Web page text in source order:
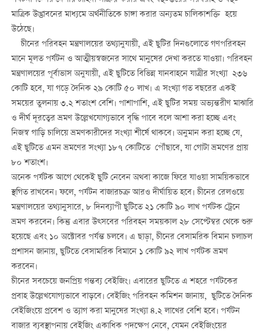
মাত্রিক উদ্ভাবনের মাধ্যমে অর্থনীতিকে চাঙ্গা করার অন্যতম চালিকাশক্তি হয়ে
উঠেছে।
চীনের পরিবহন মন্ত্রণালয়ের তথ্যানুযায়ী, এই ছুটির দিনগুলোতে গণপরিবহন
মানে মূলত পর্যটন ও আত্মীয়স্বজনের সাথে মানুষের দেখা করতে যাওয়া। পরিবহন
মন্ত্রণালয়ের পূর্বাভাস অনুযায়ী, এই ছুটিতে বিভিন্ন যানবাহনে যাত্রীর সংখ্যা ২৩৬
কোটি হবে, যা গড়ে দৈনিক ২৯ কোটি ৫০ লাখ। এ সংখ্যা গত বছরের একই
সময়ের তুলনায় ৩.২ শতাংশ বেশি। পাশাপাশি, এই ছুটির সময় অভ্যন্তরীণ মাঝারি
ও দীর্ঘ দূরত্বের ভ্রমণ উল্লেখযোগ্যভাবে বৃদ্ধি পাবে বলে আশা করা হচ্ছে এবং
নিজস্ব গাড়ি চালিয়ে ভ্রমণকারীদের সংখ্যা শীর্ষে থাকবে। অনুমান করা হচ্ছে যে,
এই ছুটিতে এমন ভ্রমণের সংখ্যা ১৮৭ কোটিতে পৌঁছাবে, যা গোটা ভ্রমণের প্রায়
৮০ শতাংশ।
অনেক পর্যটক আগে থেকেই ছুটি নেবেন অথবা কাজে ফিরে যাওয়া সাময়িকভাবে
স্থগিত রাখবেন। ফলে, পর্যটন বাজারচক্র আরও দীর্ঘায়িত হবে। চীনের রেলওয়ে
মন্ত্রণালয়ের তথ্যানুসারে, ৮ দিনব্যাপী ছুটিতে ২১ কোটি ৯০ লাখ পর্যটক ট্রেনে
ভ্রমণ করবেন। কিন্তু এবার উত্সবের পরিবহন সময়কাল ২৮ সেপ্টেম্বর থেকে শুরু
হয়েছে এবং ১০ অক্টোবর পর্যন্ত চলবে। এ ছাড়া, চীনের বেসামরিক বিমান চলাচল
প্রশাসন জানায়, ছুটিতে বেসামরিক বিমানে ১ কোটি ৯২ লাখ পর্যটক ভ্রমণ
করবেন।
চীনের সবচেয়ে জনপ্রিয় গন্তব্য বেইজিং। এবারের ছুটিতে এ শহরে পর্যটকের
প্রবাহ উল্লেখযোগ্যভাবে বাড়বে। বেইজিং পরিবহন কমিশন জানায়, ছুটিতে দৈনিক
বেইজিংয়ে প্রবেশ ও ত্যাগ করা মানুষের সংখ্যা ৪.২ লাখের বেশি হবে। পর্যটন
বাজার ব্যবস্থাপনায় বেইজিং একাধিক পদক্ষেপ নেবে, যেমন বেইজিংয়ের